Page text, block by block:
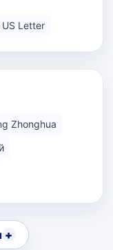
US Letter
Zhonghua